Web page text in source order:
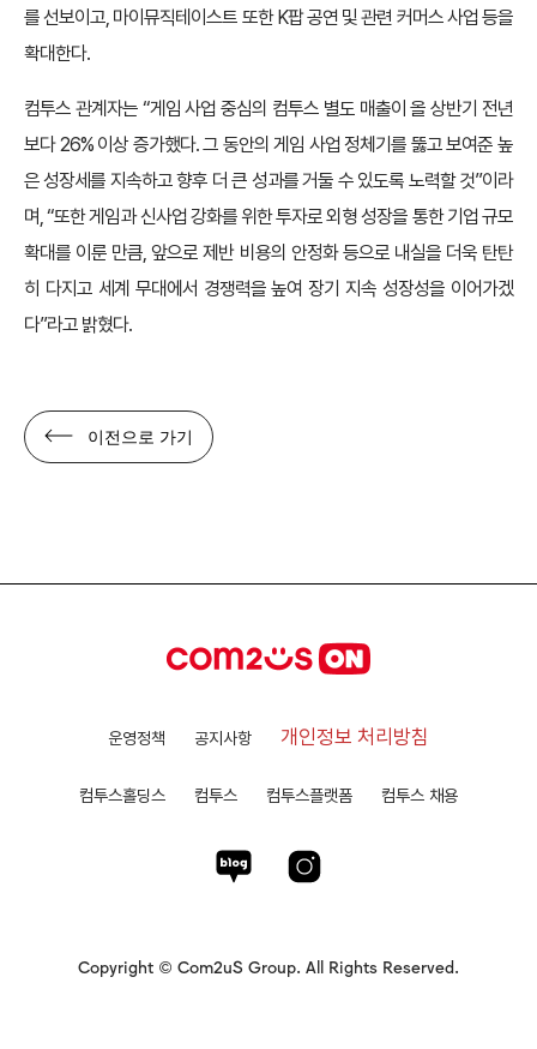
를 선보이고, 마이뮤직테이스트 또한 K팝 공연 및 관련 커머스 사업 등을
확대한다.
컴투스 관계자는 “게임 사업 중심의 컴투스 별도 매출이 올 상반기 전년
보다 26% 이상 증가했다. 그 동안의 게임 사업 정체기를 뚫고 보여준 높
은 성장세를 지속하고 향후 더 큰 성과를 거둘 수 있도록 노력할 것”이라
며, “또한 게임과 신사업 강화를 위한 투자로 외형 성장을 통한 기업 규모
확대를 이룬 만큼, 앞으로 제반 비용의 안정화 등으로 내실을 더욱 탄탄
히 다지고 세계 무대에서 경쟁력을 높여 장기 지속 성장성을 이어가겠
다”라고 밝혔다.
이전으로 가기
운영정책 공지사항 개인정보 처리방침
컴투스홀딩스 컴투스 컴투스플랫폼 컴투스 채용
Copyright © Com2uS Group. All Rights Reserved.